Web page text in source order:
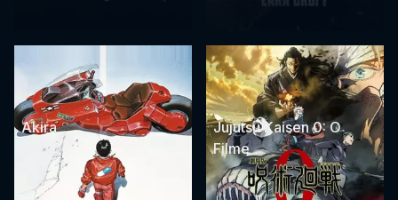
Akira
Jujutsu Kaisen 0: O
Filme